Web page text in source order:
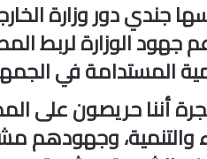
جندي دور وزارة
الوزارة لربط
المستدامة في
أننا حريصون على
والتنمية،